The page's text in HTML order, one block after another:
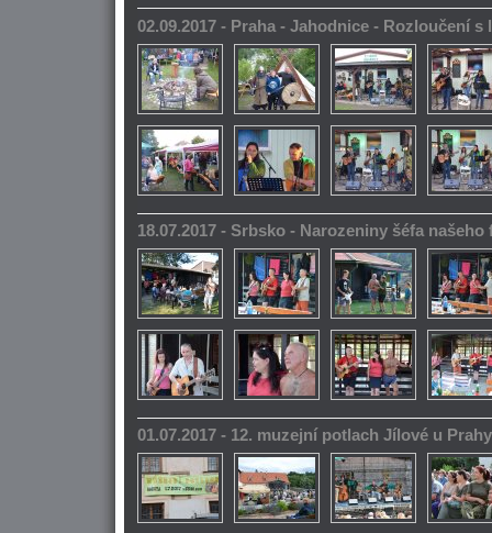
02.09.2017 - Praha - Jahodnice - Rozloučení s
18.07.2017 - Srbsko - Narozeniny šéfa našeho
01.07.2017 - 12. muzejní potlach Jílové u Prahy